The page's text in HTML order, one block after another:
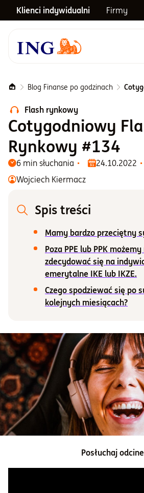
Klienci indywidualni Firmy
Menu główne
Notowania
Emerytura
Inwestycje
Blog
Centrum pomocy
Informacje i dokumenty
O nas
Zaloguj
Blog Finanse po godzinach
Flash rynkowy
Cotygodniowy
Rynkowy #134
6 min słuchania
24.10.2022
Wojciech Kiermacz
Spis treści
Mamy bardzo przeciętny
Poza PPE lub PPK
zdecydować się na
emerytalne IKE lub IKZE.
Czego spodziewać się po
kolejnych miesiącach?
Posłuchaj